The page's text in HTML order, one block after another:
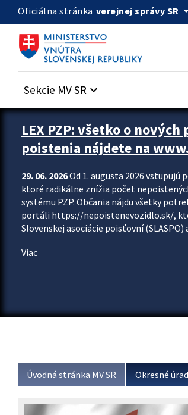
Preskocit na hlavný obsah
Oficiálna stránka verejnej správy SR
Sekcie MV SR keyboard_arrow_down
Zastavit automatický posun upútavok
LEX PZP: všetko o
poistenia nájdete na
29. 06. 2026Od 1. augusta 2026 vstupujú
ktoré radikálne znížia počet
systému PZP. Občania nájdu všetky
portáli https://nepoistenevozidlo.sk/,
Slovenskej asociácie poisťovní
Viac
Úvodná stránka MV SR Okresné